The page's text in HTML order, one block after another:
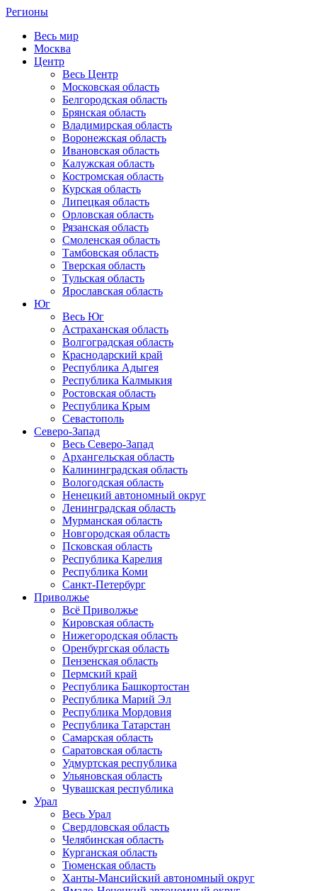
Регионы
Весь мир
Москва
Центр
Весь Центр
Московская область
Белгородская область
Брянская область
Владимирская область
Воронежская область
Ивановская область
Калужская область
Костромская область
Курская область
Липецкая область
Орловская область
Рязанская область
Смоленская область
Тамбовская область
Тверская область
Тульская область
Ярославская область
Юг
Весь Юг
Астраханская область
Волгоградская область
Краснодарский край
Республика Адыгея
Республика Калмыкия
Ростовская область
Республика Крым
Севастополь
Северо-Запад
Весь Северо-Запад
Архангельская область
Калининградская область
Вологодская область
Ненецкий автономный округ
Ленинградская область
Мурманская область
Новгородская область
Псковская область
Республика Карелия
Республика Коми
Санкт-Петербург
Приволжье
Всё Приволжье
Кировская область
Нижегородская область
Оренбургская область
Пензенская область
Пермский край
Республика Башкортостан
Республика Марий Эл
Республика Мордовия
Республика Татарстан
Самарская область
Саратовская область
Удмуртская республика
Ульяновская область
Чувашская республика
Урал
Весь Урал
Свердловская область
Челябинская область
Курганская область
Тюменская область
Ханты-Мансийский автономный округ